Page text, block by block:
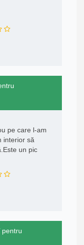
pe care l-am
interior să
un pic
pentru